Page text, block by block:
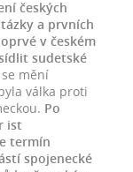
českých
a prvních
v českém
sudetské
mění
válka proti
Po
ist
termín
spojenecké